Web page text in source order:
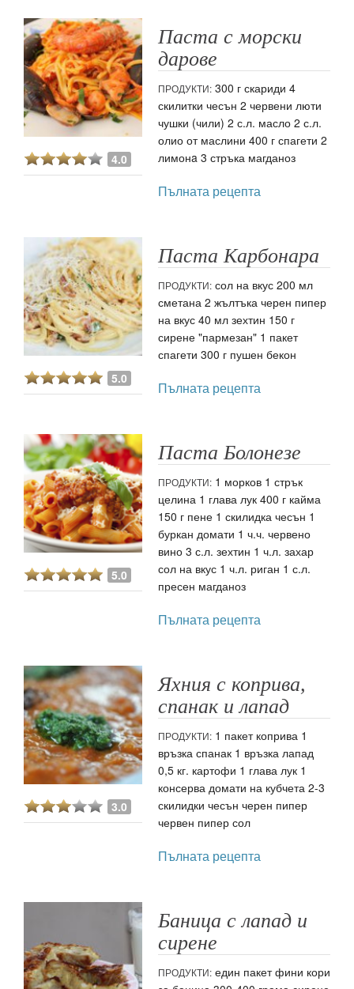
4.0
Паста с морски
дарове
ПРОДУКТИ: 300 г скариди 4
скилитки чесън 2 червени люти
чушки (чили) 2 с.л. масло 2 с.л.
олио от маслини 400 г спагети 2
лимонa 3 стръка магданоз
Пълната рецепта
5.0
Паста Карбонара
ПРОДУКТИ: сол на вкус 200 мл
сметана 2 жълтъка черен пипер
на вкус 40 мл зехтин 150 г
сирене "пармезан" 1 пакет
спагети 300 г пушен бекон
Пълната рецепта
5.0
Паста Болонезе
ПРОДУКТИ: 1 морков 1 стрък
целина 1 глава лук 400 г кайма
150 г пене 1 скилидка чесън 1
буркан домати 1 ч.ч. червено
вино 3 с.л. зехтин 1 ч.л. захар
сол на вкус 1 ч.л. риган 1 с.л.
пресен магданоз
Пълната рецепта
3.0
Яхния с коприва,
спанак и лапад
ПРОДУКТИ: 1 пакет коприва 1
връзка спанак 1 връзка лапад
0,5 кг. картофи 1 глава лук 1
консерва домати на кубчета 2-3
скилидки чесън черен пипер
червен пипер сол
Пълната рецепта
Баница с лапад и
сирене
ПРОДУКТИ: един пакет фини кори